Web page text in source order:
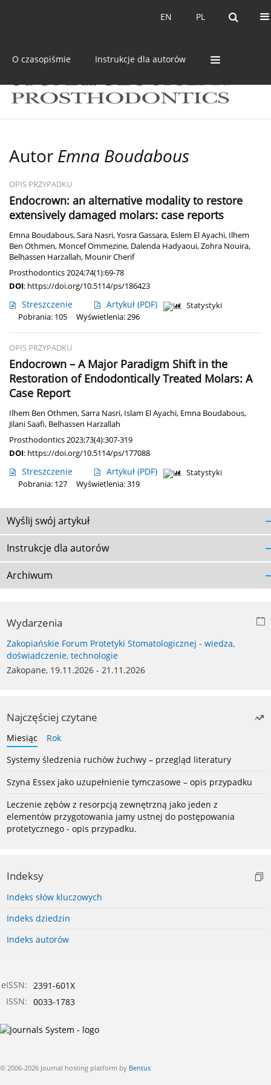
PL
EN PL
EN
O czasopiśmie Instrukcje dla autorów
Autor Emna Boudabous
OPIS PRZYPADKU
Endocrown: an alternative modality to restore
extensively damaged molars: case reports
Emna Boudabous,Sara Nasri,Yosra Gassara, Eslem El Ayachi, Ilhem
Ben Othmen, Moncef Ommezine, Dalenda Hadyaoui,Zohra Nouira,
Belhassen Harzallah, Mounir Cherif
Prosthodontics 2024;74(1):69-78
DOI: https://doi.org/10.5114/ps/186423
Streszczenie Artykuł (PDF)
Statystyki
Pobrania: 105
Wyświetlenia: 296
OPIS PRZYPADKU
Endocrown – A Major Paradigm Shift in the
Restoration of Endodontically Treated Molars: A
Case Report
Ilhem Ben Othmen,Sarra Nasri, Islam El Ayachi, Emna Boudabous,
Jilani Saafi, Belhassen Harzallah
Prosthodontics 2023;73(4):307-319
DOI: https://doi.org/10.5114/ps/177088
Streszczenie Artykuł (PDF)
Statystyki
Pobrania: 127
Wyświetlenia: 319
Wyślij swój artykuł
Instrukcje dla autorów
Archiwum
Wydarzenia
Zakopiańskie Forum Protetyki Stomatologicznej - wiedza,
doświadczenie, technologie
Zakopane, 19.11.2026 - 21.11.2026
Najczęściej czytane
Miesiąc
Rok
Systemy śledzenia ruchów żuchwy – przegląd literatury
Szyna Essex jako uzupełnienie tymczasowe – opis przypadku
Leczenie zębów z resorpcją zewnętrzną jako jeden z
elementów przygotowania jamy ustnej do postępowania
protetycznego - opis przypadku.
Indeksy
Indeks słów kluczowych
Indeks dziedzin
Indeks autorów
eISSN: 2391-601X
ISSN: 0033-1783
© 2006-2026 Journal hosting platform by Bentus